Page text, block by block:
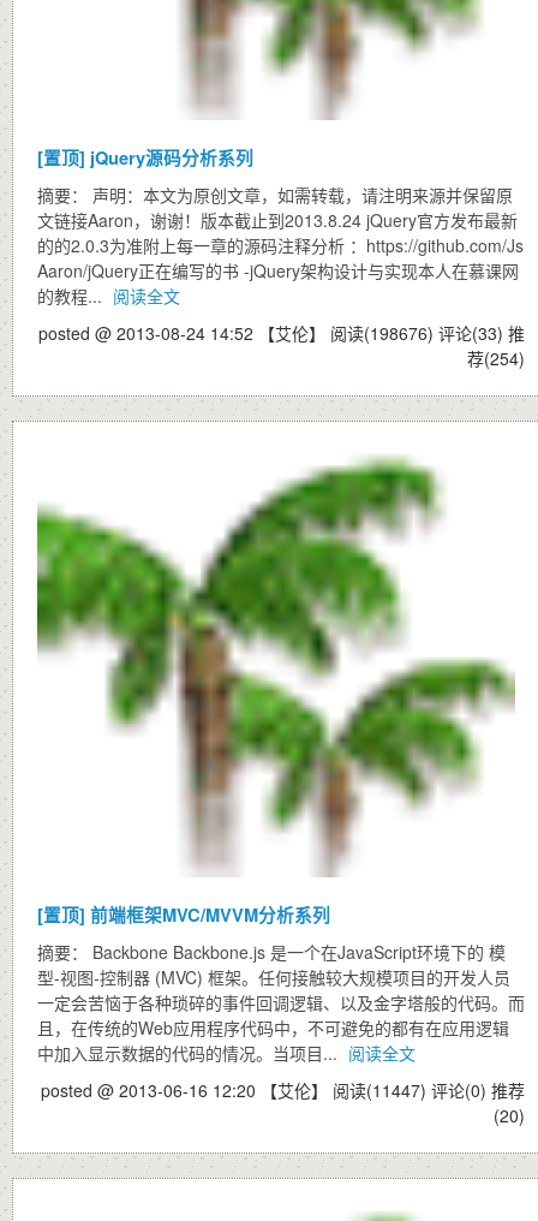
[置顶] jQuery源码分析系列
摘要： 声明：本文为原创文章，如需转载，请注明来源并保留原
文链接Aaron，谢谢！版本截止到2013.8.24 jQuery官方发布最新
的的2.0.3为准附上每一章的源码注释分析 ：https://github.com/Js
Aaron/jQuery正在编写的书 -jQuery架构设计与实现本人在慕课网
的教程... 阅读全文
posted @ 2013-08-24 14:52 【艾伦】 阅读(198676) 评论(33) 推
荐(254)
[置顶] 前端框架MVC/MVVM分析系列
摘要： Backbone Backbone.js 是一个在JavaScript环境下的 模
型-视图-控制器 (MVC) 框架。任何接触较大规模项目的开发人员
一定会苦恼于各种琐碎的事件回调逻辑、以及金字塔般的代码。而
且，在传统的Web应用程序代码中，不可避免的都有在应用逻辑
中加入显示数据的代码的情况。当项目... 阅读全文
posted @ 2013-06-16 12:20 【艾伦】 阅读(11447) 评论(0) 推荐
(20)